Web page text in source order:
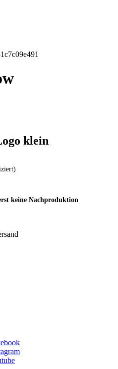
klein
keine Nachproduktion